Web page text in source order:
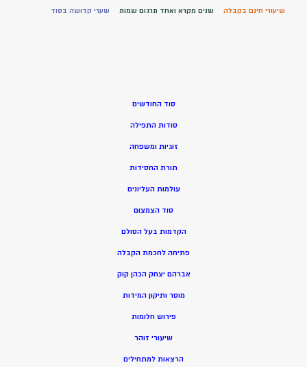
שיעורי חינם בקבלה שנים מקרא ואחד תרגום שמות שערי קדושה בסוד
סוד החודשים
סודות התפילה
זוגיות ומשפחה
תורת החסידות
עולמות העליונים
סוד הצמצום
הקדמות בעל הסולם
פתיחה לחכמת הקבלה
אברהם יצחק הכהן קוק
מוסר ותיקון המידות
פירוש חלומות
שיעורי זוהר
הרצאות למתחילים